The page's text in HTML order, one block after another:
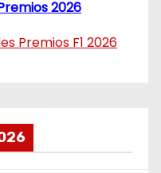
2026
Premios F1 2026